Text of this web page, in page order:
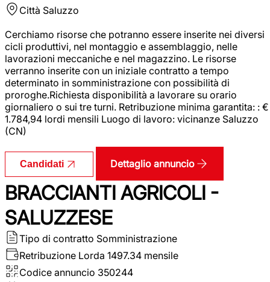
Città Saluzzo
Cerchiamo risorse che potranno essere inserite nei diversi
cicli produttivi, nel montaggio e assemblaggio, nelle
lavorazioni meccaniche e nel magazzino. Le risorse
verranno inserite con un iniziale contratto a tempo
determinato in somministrazione con possibilità di
proroghe.Richiesta disponibilità a lavorare su orario
giornaliero o sui tre turni. Retribuzione minima garantita: : €
1.784,94 lordi mensili Luogo di lavoro: vicinanze Saluzzo
(CN)
Candidati Dettaglio annuncio
BRACCIANTI AGRICOLI -
SALUZZESE
Tipo di contratto Somministrazione
Retribuzione Lorda 1497.34 mensile
Codice annuncio 350244